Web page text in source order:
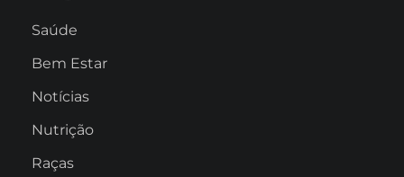
Saúde
Bem Estar
Notícias
Nutrição
Raças